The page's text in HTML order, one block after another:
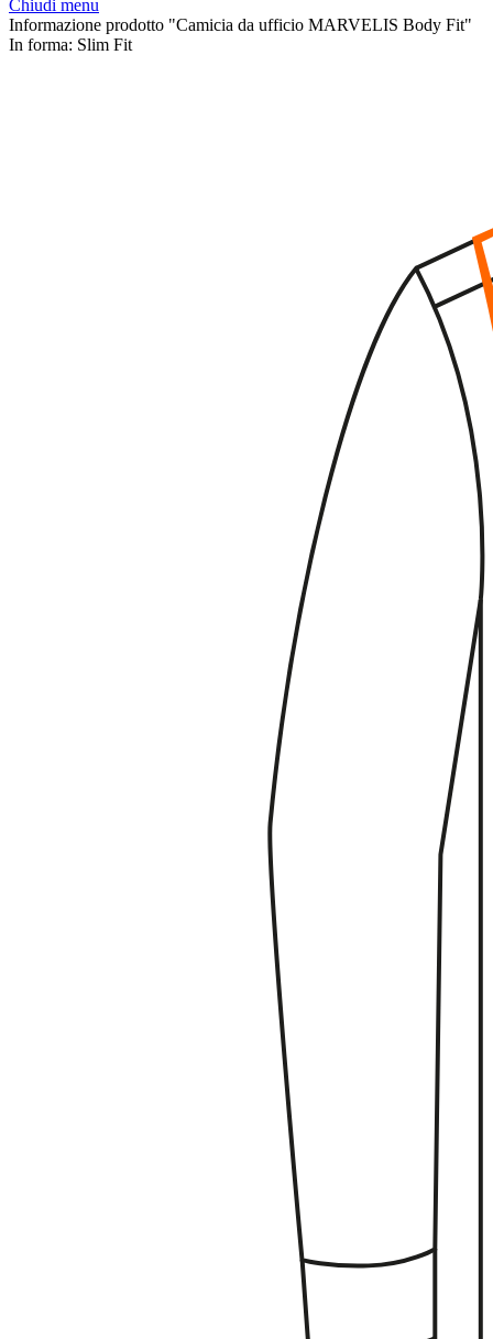
Chiudi menu
Informazione prodotto "Camicia da ufficio MARVELIS Body Fit"
In forma: Slim Fit